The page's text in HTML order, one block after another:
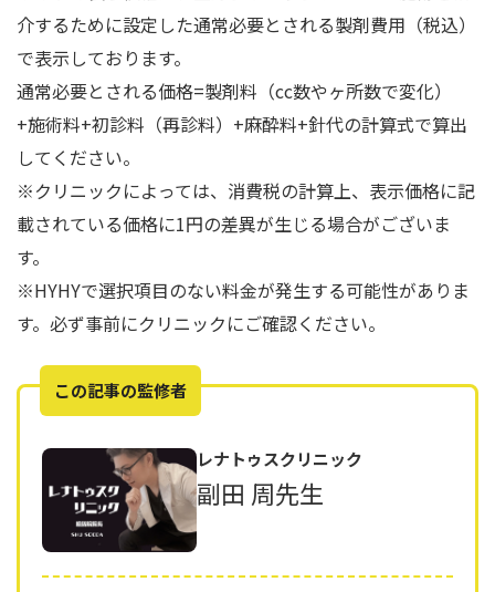
介するために設定した通常必要とされる製剤費用（税込）
で表示しております。
通常必要とされる価格=製剤料（cc数やヶ所数で変化）
+施術料+初診料（再診料）+麻酔料+針代の計算式で算出
してください。
※クリニックによっては、消費税の計算上、表示価格に記
載されている価格に1円の差異が生じる場合がございま
す。
※HYHYで選択項目のない料金が発生する可能性がありま
す。必ず事前にクリニックにご確認ください。
この記事の監修者
レナトゥスクリニック
副田 周先生